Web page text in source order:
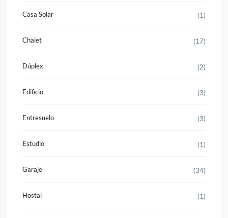
Casa Solar (1)
Chalet (17)
Dúplex (2)
Edificio (3)
Entresuelo (3)
Estudio (1)
Garaje (34)
Hostal (1)